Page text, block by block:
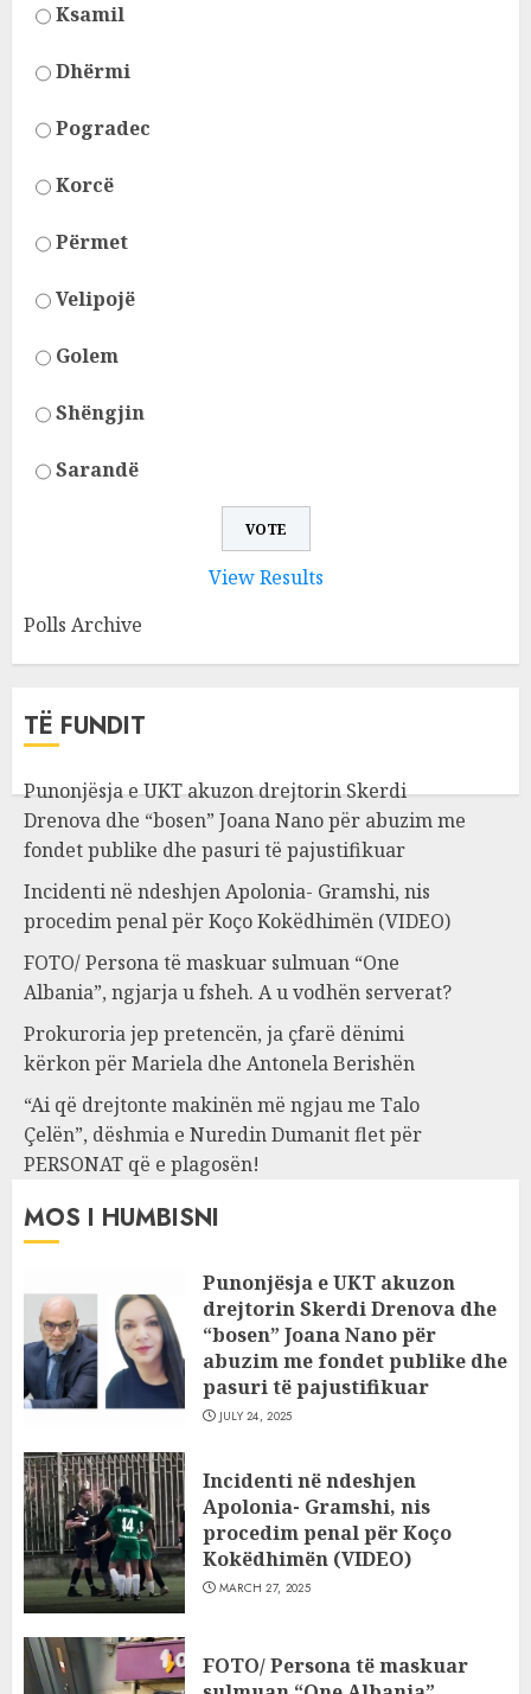
Ksamil
Dhërmi
Pogradec
Korcë
Përmet
Velipojë
Golem
Shëngjin
Sarandë
View Results
Polls Archive
TË FUNDIT
Punonjësja e UKT akuzon drejtorin Skerdi
Drenova dhe “bosen” Joana Nano për abuzim me
fondet publike dhe pasuri të pajustifikuar
Incidenti në ndeshjen Apolonia- Gramshi, nis
procedim penal për Koço Kokëdhimën (VIDEO)
FOTO/ Persona të maskuar sulmuan “One
Albania”, ngjarja u fsheh. A u vodhën serverat?
Prokuroria jep pretencën, ja çfarë dënimi
kërkon për Mariela dhe Antonela Berishën
“Ai që drejtonte makinën më ngjau me Talo
Çelën”, dëshmia e Nuredin Dumanit flet për
PERSONAT që e plagosën!
MOS I HUMBISNI
Punonjësja e UKT akuzon
drejtorin Skerdi Drenova dhe
“bosen” Joana Nano për
abuzim me fondet publike dhe
pasuri të pajustifikuar
JULY 24, 2025
Incidenti në ndeshjen
Apolonia- Gramshi, nis
procedim penal për Koço
Kokëdhimën (VIDEO)
MARCH 27, 2025
FOTO/ Persona të maskuar